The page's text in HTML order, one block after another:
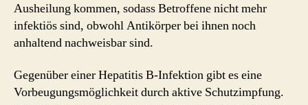
Ausheilung kommen, sodass Betroffene nicht mehr
infektiös sind, obwohl Antikörper bei ihnen noch
anhaltend nachweisbar sind.
Gegenüber einer Hepatitis B-Infektion gibt es eine
Vorbeugungsmöglichkeit durch aktive Schutzimpfung.